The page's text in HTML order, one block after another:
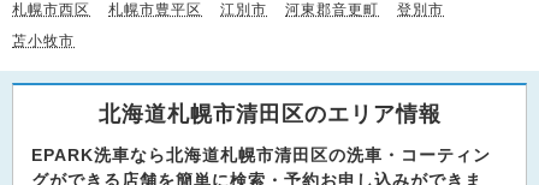
札幌市西区
札幌市豊平区 江別市 河東郡音更町
登別市
苫小牧市
北海道札幌市清田区のエリア情報
EPARK洗車なら北海道札幌市清田区の洗車・コーティン
グができる店舗を簡単に検索・予約お申し込みができま